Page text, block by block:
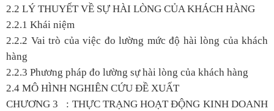
2.2 LÝ THUYẾT VỀ SỰ HÀI LÒNG CỦA KHÁCH HÀNG
2.2.1 Khái niệm
2.2.2 Vai trò của việc đo lường mức độ hài lòng của khách
hàng
2.2.3 Phương pháp đo lường sự hài lòng của khách hàng
2.4 MÔ HÌNH NGHIÊN CỨU ĐỀ XUẤT
CHƯƠNG 3 : THỰC TRẠNG HOẠT ĐỘNG KINH DOANH